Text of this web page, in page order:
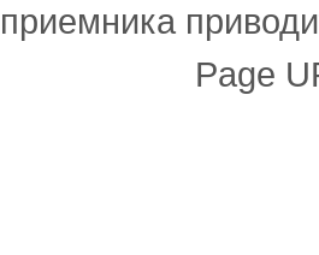
приемника
Page